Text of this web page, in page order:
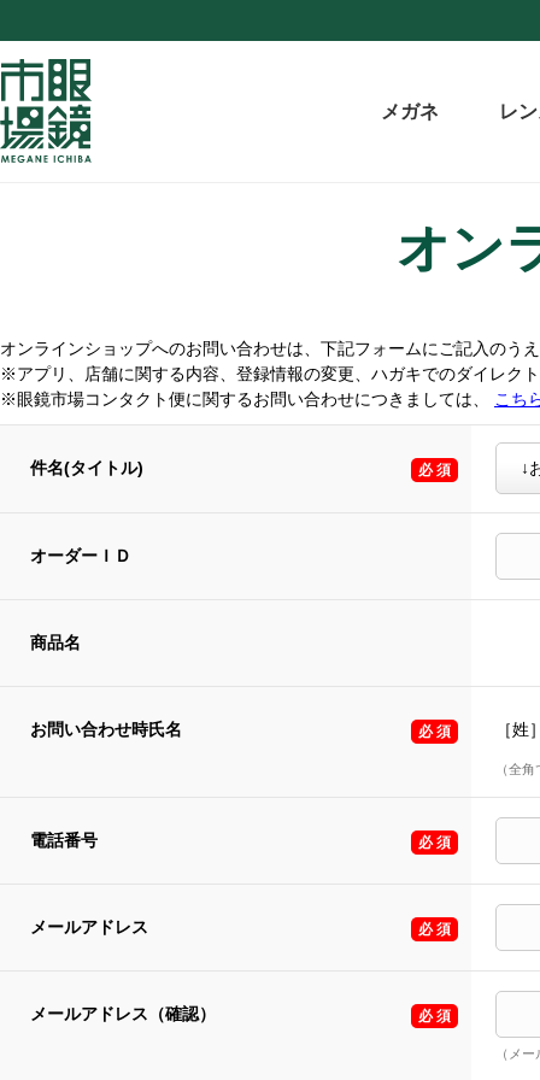
メガネ レ
オン
オンラインショップへのお問い合わせは、下記フォームにご記入のう
※アプリ、店舗に関する内容、登録情報の変更、ハガキでのダイレク
※眼鏡市場コンタクト便に関するお問い合わせにつきましては、
こち
件名(タイトル)
オーダーＩＤ
商品名
お問い合わせ時氏名 ［姓
（全
電話番号
メールアドレス
メールアドレス（確認）
（メ